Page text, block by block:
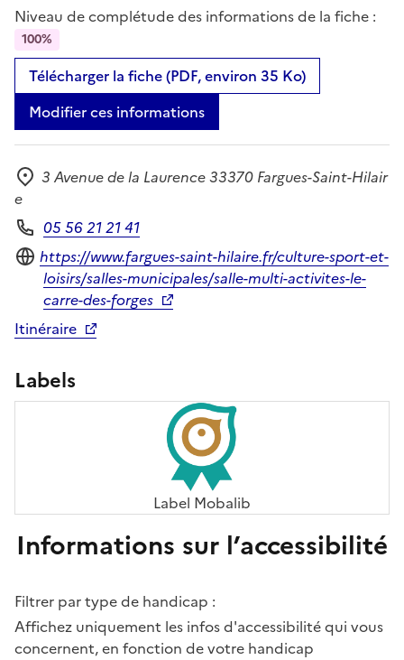
Niveau de complétude des informations de la fiche :
100%
Télécharger la fiche (PDF, environ 35 Ko)
Modifier ces informations
Adresse
3 Avenue de la Laurence 33370 Fargues-Saint-Hilair
e
Téléphone
05 56 21 21 41
Site internet
https://www.fargues-saint-hilaire.fr/culture-sport-et-
loisirs/salles-municipales/salle-multi-activites-le-
carre-des-forges
Itinéraire
Labels
Label Mobalib
Informations sur l’accessibilité
Filtrer par type de handicap :
Affichez uniquement les infos d'accessibilité qui vous
concernent, en fonction de votre handicap